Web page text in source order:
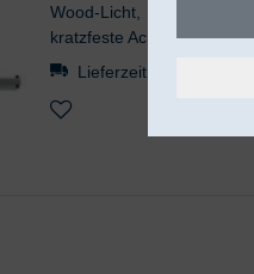
Wood-Licht,
kratzfeste Acrylglaslinse
Lieferzeit ca. 1 - 4